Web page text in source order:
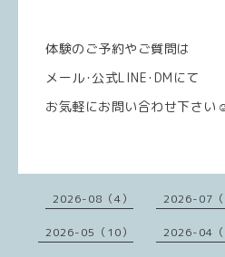
体験のご予約やご質問は
メール･公式LINE･DMにて
お気軽にお問い合わせ下さい
2026-08（4） 2026-07（
2026-05（10） 2026-04（